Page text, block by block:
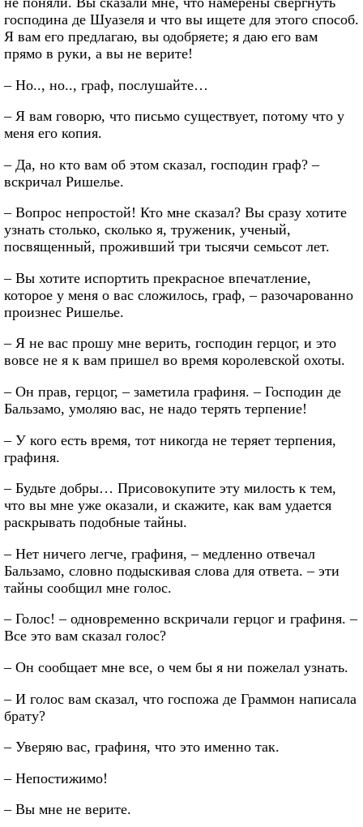
господина де Шуазеля и что вы ищете для этого способ.
Я вам его предлагаю, вы одобряете; я даю его вам
прямо в руки, а вы не верите!
– Но.., но.., граф, послушайте…
– Я вам говорю, что письмо существует, потому что у
меня его копия.
– Да, но кто вам об этом сказал, господин граф? –
вскричал Ришелье.
– Вопрос непростой! Кто мне сказал? Вы сразу хотите
узнать столько, сколько я, труженик, ученый,
посвященный, проживший три тысячи семьсот лет.
– Вы хотите испортить прекрасное впечатление,
которое у меня о вас сложилось, граф, – разочарованно
произнес Ришелье.
– Я не вас прошу мне верить, господин герцог, и это
вовсе не я к вам пришел во время королевской охоты.
– Он прав, герцог, – заметила графиня. – Господин де
Бальзамо, умоляю вас, не надо терять терпение!
– У кого есть время, тот никогда не теряет терпения,
графиня.
– Будьте добры… Присовокупите эту милость к тем,
что вы мне уже оказали, и скажите, как вам удается
раскрывать подобные тайны.
– Нет ничего легче, графиня, – медленно отвечал
Бальзамо, словно подыскивая слова для ответа. – эти
тайны сообщил мне голос.
– Голос! – одновременно вскричали герцог и графиня. –
Все это вам сказал голос?
– Он сообщает мне все, о чем бы я ни пожелал узнать.
– И голос вам сказал, что госпожа де Граммон написала
брату?
– Уверяю вас, графиня, что это именно так.
– Непостижимо!
– Вы мне не верите.